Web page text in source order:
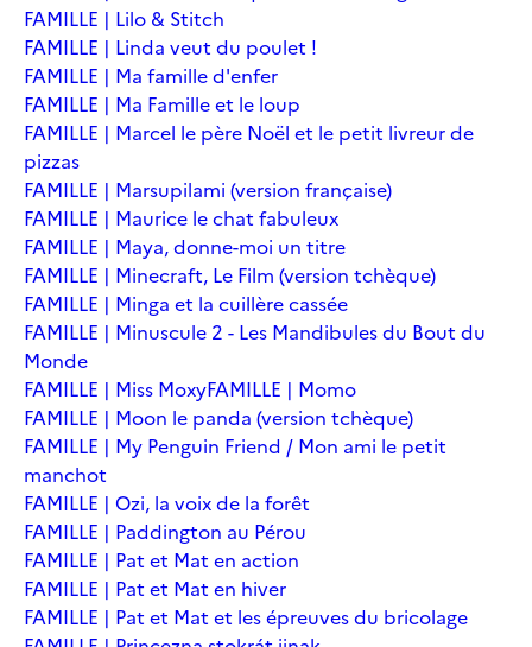
FAMILLE | Lilo & Stitch
FAMILLE | Linda veut du poulet !
FAMILLE | Ma famille d'enfer
FAMILLE | Ma Famille et le loup
FAMILLE | Marcel le père Noël et le petit livreur de
pizzas
FAMILLE | Marsupilami (version française)
FAMILLE | Maurice le chat fabuleux
FAMILLE | Maya, donne-moi un titre
FAMILLE | Minecraft, Le Film (version tchèque)
FAMILLE | Minga et la cuillère cassée
FAMILLE | Minuscule 2 - Les Mandibules du Bout du
Monde
FAMILLE | Miss MoxyFAMILLE | Momo
FAMILLE | Moon le panda (version tchèque)
FAMILLE | My Penguin Friend / Mon ami le petit
manchot
FAMILLE | Ozi, la voix de la forêt
FAMILLE | Paddington au Pérou
FAMILLE | Pat et Mat en action
FAMILLE | Pat et Mat en hiver
FAMILLE | Pat et Mat et les épreuves du bricolage